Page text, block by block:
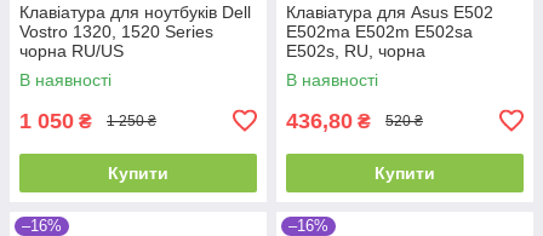
Клавіатура для ноутбуків Dell
Vostro 1320, 1520 Series
чорна RU/US
В наявності
1 050 ₴ 1 250 ₴
Купити
Клавіатура для Asus E502
E502ma E502m E502sa
E502s, RU, чорна
В наявності
436,80 ₴ 520 ₴
Купити
–16% –16%